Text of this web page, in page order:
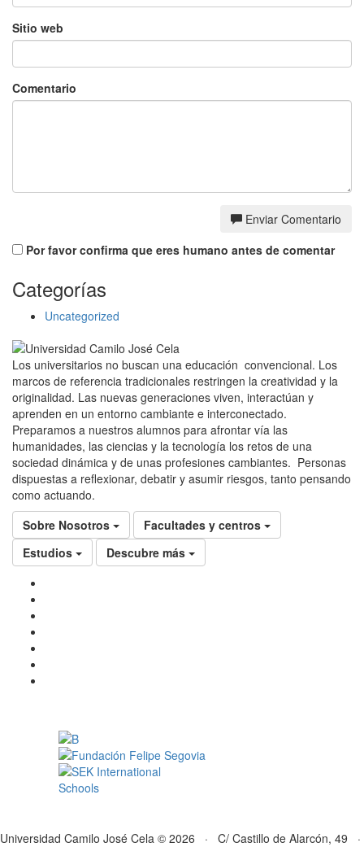
Sitio web
Comentario
Enviar Comentario
Por favor confirma que eres humano antes de comentar
Categorías
Uncategorized
Los universitarios no buscan una educación convencional. Los
marcos de referencia tradicionales restringen la creatividad y la
originalidad. Las nuevas generaciones viven, interactúan y
aprenden en un entorno cambiante e interconectado.
Preparamos a nuestros alumnos para afrontar vía las
humanidades, las ciencias y la tecnología los retos de una
sociedad dinámica y de unas profesiones cambiantes. Personas
dispuestas a reflexionar, debatir y asumir riesgos, tanto pensando
como actuando.
Sobre Nosotros
Facultades y centros
Estudios
Descubre más
Universidad Camilo José Cela © 2026 · C/ Castillo de Alarcón, 49 ·